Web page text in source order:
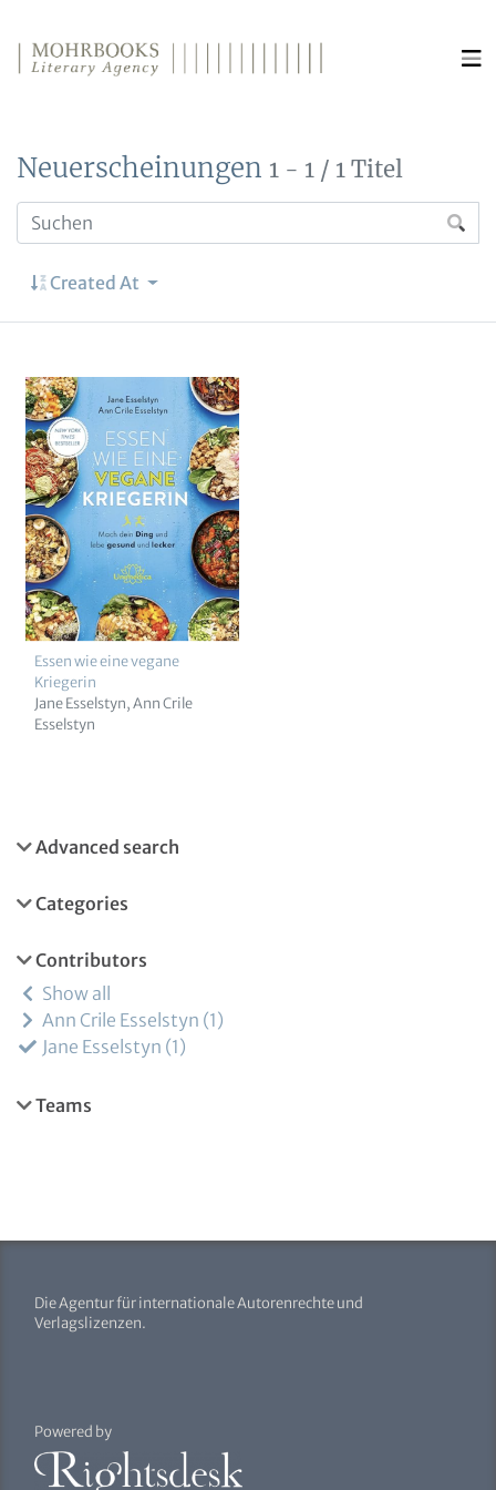
Neuerscheinungen 1 - 1 / 1 Titel
Created At
Essen wie eine vegane
Kriegerin
Jane Esselstyn Ann Crile
Esselstyn
Advanced search
Categories
Contributors
Show all
Ann Crile Esselstyn 1
Jane Esselstyn 1
Teams
Die Agentur für internationale Autorenrechte und
Verlagslizenzen.
Powered by